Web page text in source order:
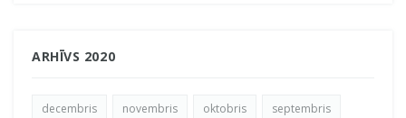
ARHĪVS 2020
decembris novembris oktobris septembris